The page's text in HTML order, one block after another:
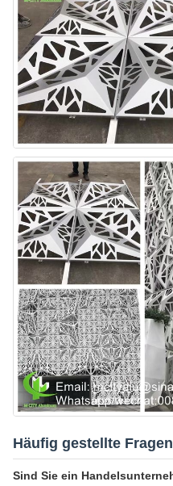
Häufig gestellte Fragen
Sind Sie ein